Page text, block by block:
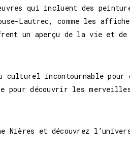
qui incluent des
Lautrec, comme les
un aperçu de la vie et
culturel incontournable
découvrir les
Nières et découvrez